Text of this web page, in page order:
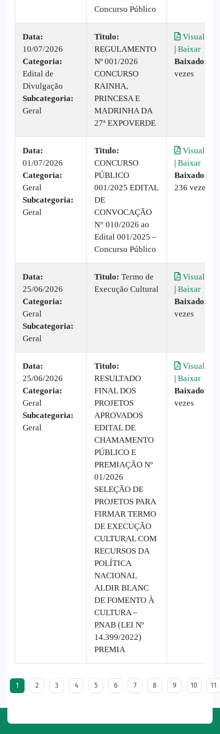
Concurso Público
Data:
10/07/2026
Categoria:
Edital de
Divulgação
Subcategoria:
Geral
Titulo:
REGULAMENTO
Nº 001/2026
CONCURSO
RAINHA,
PRINCESA E
MADRINHA DA
27ª EXPOVERDE
Visualizar
| Baixar
Baixado:
vezes
Data:
01/07/2026
Categoria:
Geral
Subcategoria:
Geral
Titulo:
CONCURSO
PÚBLICO
001/2025 EDITAL
DE
CONVOCAÇÃO
N° 010/2026 ao
Edital 001/2025 –
Concurso Público
Visualizar
| Baixar
Baixado:
236 vezes
Data:
25/06/2026
Categoria:
Geral
Subcategoria:
Geral
Titulo: Termo de
Execução Cultural
Visualizar
| Baixar
Baixado:
vezes
Data:
25/06/2026
Categoria:
Geral
Subcategoria:
Geral
Titulo:
RESULTADO
FINAL DOS
PROJETOS
APROVADOS
EDITAL DE
CHAMAMENTO
PÚBLICO E
PREMIAÇÃO Nº
01/2026
SELEÇÃO DE
PROJETOS PARA
FIRMAR TERMO
DE EXECUÇÃO
CULTURAL COM
RECURSOS DA
POLÍTICA
NACIONAL
ALDIR BLANC
DE FOMENTO À
CULTURA –
PNAB (LEI Nº
14.399/2022)
PREMIA
Visualizar
| Baixar
Baixado:
vezes
1 2 3 4 5 6 7 8 9 10 11